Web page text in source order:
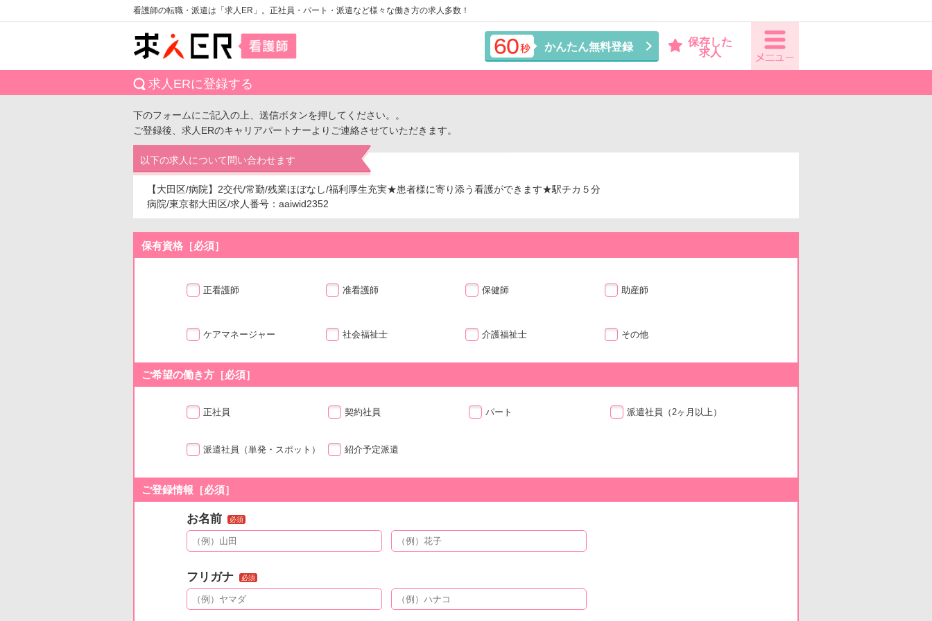
看護師の転職・派遣は「求人ER」。正社員・パート・派遣など様々な働き方の求人多数！
かんたん無料登録
保存した
求人
求人ERに登録する
下のフォームにご記入の上、送信ボタンを押してください。。
ご登録後、求人ERのキャリアパートナーよりご連絡させていただきます。
以下の求人について問い合わせます
【大田区/病院】2交代/常勤/残業ほぼなし/福利厚生充実★患者様に寄り添う看護ができます★駅チカ５分
病院/東京都大田区/求人番号：aaiwid2352
保有資格［必須］
正看護師 准看護師 保健師 助産師
ケアマネージャー 社会福祉士 介護福祉士 その他
ご希望の働き方［必須］
正社員 契約社員 パート 派遣社員 （2ヶ月以上）
派遣社員 （単発・スポット） 紹介予定派遣
ご登録情報［必須］
お名前 必須
フリガナ 必須